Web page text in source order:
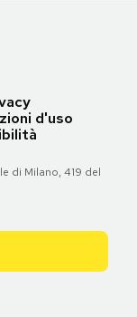
d'uso
di Milano, 419 del